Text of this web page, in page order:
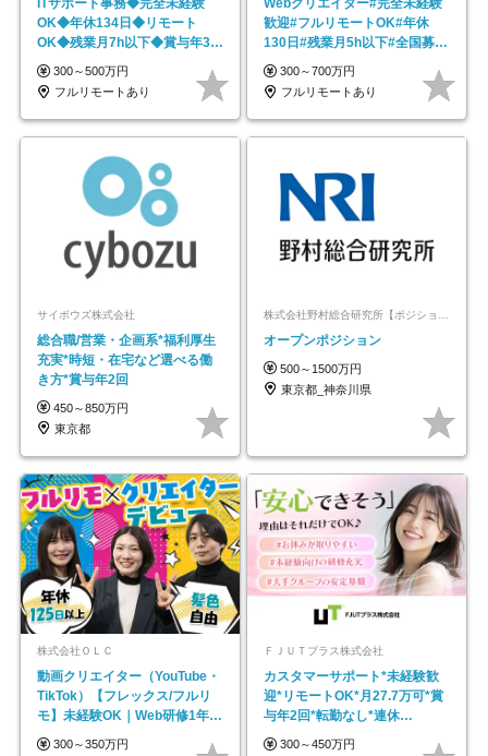
ITサポート事務◆完全未経験
OK◆年休134日◆リモート
OK◆残業月7h以下◆賞与年3回
◆5年目まで必ず昇給
300～500万円
フルリモートあり
Webクリエイター#完全未経験
歓迎#フルリモートOK#年休
130日#残業月5h以下#全国募集
#最大1年の研修
300～700万円
フルリモートあり
サイボウズ株式会社
総合職/営業・企画系*福利厚生
充実*時短・在宅など選べる働
き方*賞与年2回
450～850万円
東京都
オープンポジション
500～1500万円
東京都_神奈川県
株式会社ＯＬＣ
動画クリエイター（YouTube・
TikTok）【フレックス/フルリ
モ】未経験OK｜Web研修1年間
｜副業OK
300～350万円
ＦＪＵＴプラス株式会社
カスタマーサポート*未経験歓
迎*リモートOK*月27.7万可*賞
与年2回*転勤なし*連休
OK/ZE010232
300～450万円